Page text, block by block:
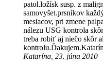
patol.ložísk susp. z
samovyšet.prsníkov
mesiacov, pri zmene
nálezu USG kontrola
treba robiť aj niečo skôr
Katarína, 23. júna 2010